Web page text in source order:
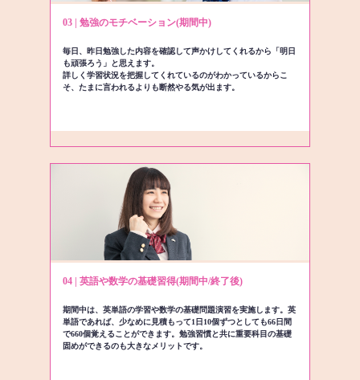
03 | 勉強のモチベーション(期間中)
毎日、昨日勉強した内容を確認して声かけしてくれるから「明日
も頑張ろう」と思えます。
詳しく学習状況を把握してくれているのがわかっているからこ
そ、たまに言われるよりも断然やる気が出ます。
04 | 英語や数学の基礎習得(期間中/終了後)
期間中は、英単語の学習や数学の基礎問題演習を実施します。英
単語であれば、少なめに見積もって1日10個ずつとしても66日間
で660個覚えることができます。勉強習慣と共に重要科目の基礎
固めができるのも大きなメリットです。